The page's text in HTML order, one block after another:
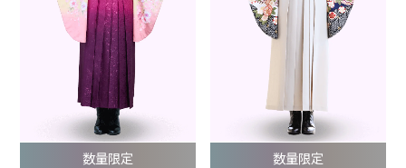
数量限定 数量限定